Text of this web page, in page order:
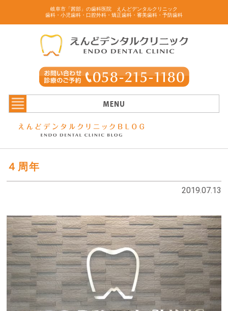
岐阜市「茜部」の歯科医院 えんどデンタルクリニック
歯科・小児歯科・口腔外科・矯正歯科・審美歯科・予防歯科
４周年
2019.07.13